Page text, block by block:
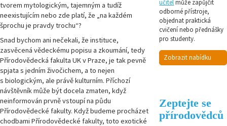
tvorem mytologickým, tajemným a tudíž
neexistujícím nebo zde platí, že „na každém
šprochu je pravdy trochu“?
Snad bychom ani nečekali, že instituce,
zasvěcená vědeckému popisu a zkoumání, tedy
Přírodovědecká fakulta UK v Praze, je tak pevně
spjata s jedním živočichem, a to nejen
s biologickým, ale právě kulturním. Příchozí
návštěvník může být docela zmaten, když
neinformován prvně vstoupí na půdu
Přírodovědecké fakulty. Když budeme procházet
chodbami Přírodovědecké fakulty, toto exotické
učitelmůže zapůjčit
odborné přístroje,
objednat praktická
cvičení nebo přednášky
pro studenty.
Zobrazit nabídku
Zeptejte se
přírodovědců